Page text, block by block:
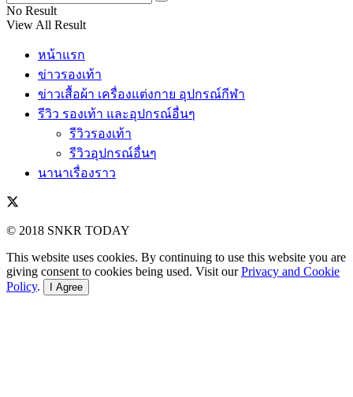
No Result
View All Result
หน้าแรก
ข่าวรองเท้า
ข่าวเสื้อผ้า เครื่องแต่งกาย อุปกรณ์กีฬา
รีวิว รองเท้า และอุปกรณ์อื่นๆ
รีวิวรองเท้า
รีวิวอุปกรณ์อื่นๆ
นานาเรื่องราว
© 2018 SNKR TODAY
This website uses cookies. By continuing to use this website you are
giving consent to cookies being used. Visit ourPrivacy and Cookie
Policy. I Agree